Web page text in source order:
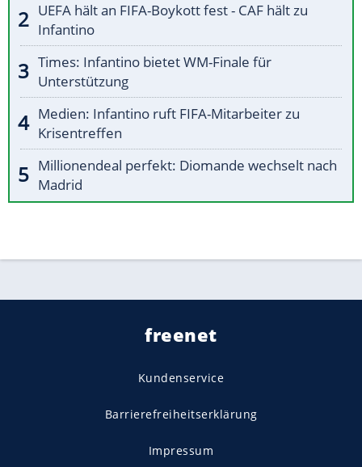
UEFA hält an FIFA-Boykott fest - CAF hält zu
Infantino
Times: Infantino bietet WM-Finale für
Unterstützung
Medien: Infantino ruft FIFA-Mitarbeiter zu
Krisentreffen
Millionendeal perfekt: Diomande wechselt nach
Madrid
freenet
Kundenservice
Barrierefreiheitserklärung
Impressum